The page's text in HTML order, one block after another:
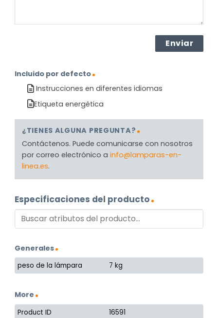
Incluido por defecto
Instrucciones en diferentes idiomas
Etiqueta energética
¿TIENES ALGUNA PREGUNTA?
Contáctenos. Puede comunicarse con nosotros
por correo electrónico a info@lamparas-en-
linea.es.
Especificaciones del producto
Generales
peso de la lámpara 7 kg
More
Product ID 16591